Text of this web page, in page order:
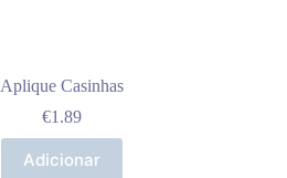
Aplique Casinhas
€1.89
Adicionar